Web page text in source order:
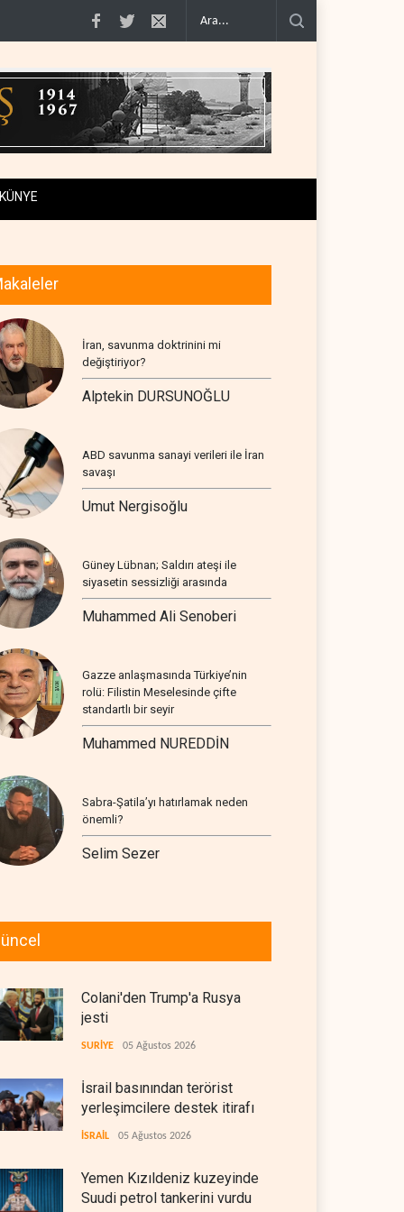
Yemen Kızıldeniz kuzeyinde Suudi petrol tankerini vurdu..
KÜNYE
İran, savunma doktrinini mi
değiştiriyor?
Alptekin DURSUNOĞLU
ABD savunma sanayi verileri ile İran
savaşı
Umut Nergisoğlu
Güney Lübnan; Saldırı ateşi ile
siyasetin sessizliği arasında
Muhammed Ali Senoberi
Gazze anlaşmasında Türkiye’nin
rolü: Filistin Meselesinde çifte
standartlı bir seyir
Muhammed NUREDDİN
Sabra-Şatila’yı hatırlamak neden
önemli?
Selim Sezer
Colani'den Trump'a Rusya
jesti
SURİYE 05 Ağustos 2026
İsrail basınından terörist
yerleşimcilere destek itirafı
İSRAİL 05 Ağustos 2026
Yemen Kızıldeniz kuzeyinde
Suudi petrol tankerini vurdu